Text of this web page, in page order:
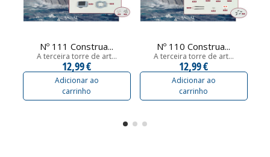
Nº 111 Construa...
A terceira torre de art...
12,99 €
Adicionar ao
carrinho
Nº 110 Construa...
A terceira torre de art...
12,99 €
Adicionar ao
carrinho